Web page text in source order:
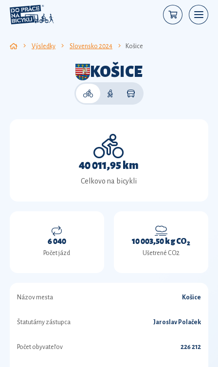
Výsledky Slovensko 2024 Košice
KOŠICE
40 011,95 km
Celkovo na bicykli
6 040
Počet jázd
10 003,50 kg CO2
Ušetrené CO2
Názov mesta Košice
Štatutárny zástupca Jaroslav Polaček
Počet obyvateľov 226 212